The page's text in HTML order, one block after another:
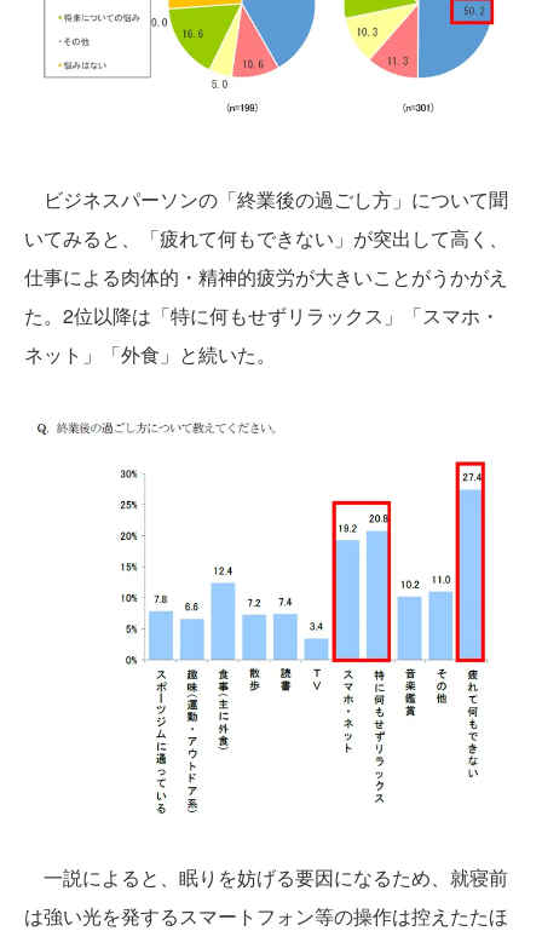
ビジネスパーソンの「終業後の過ごし方」について聞
いてみると、「疲れて何もできない」が突出して高く、
仕事による肉体的・精神的疲労が大きいことがうかがえ
た。2位以降は「特に何もせずリラックス」「スマホ・
ネット」「外食」と続いた。
一説によると、眠りを妨げる要因になるため、就寝前
は強い光を発するスマートフォン等の操作は控えたたほ